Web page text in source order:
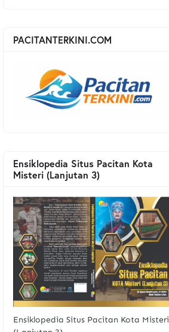
PACITANTERKINI.COM
Ensiklopedia Situs Pacitan Kota
Misteri (Lanjutan 3)
Ensiklopedia Situs Pacitan Kota Misteri